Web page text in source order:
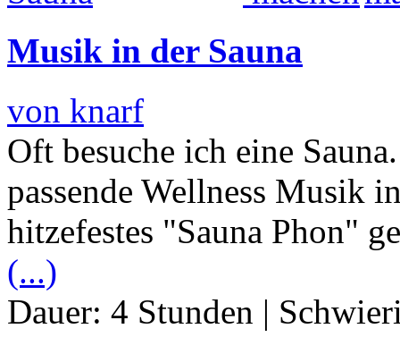
Musik in der Sauna
von knarf
Oft besuche ich eine
passende Wellness Musik
hitzefestes "Sauna Phon"
(...)
Dauer: 4 Stunden |